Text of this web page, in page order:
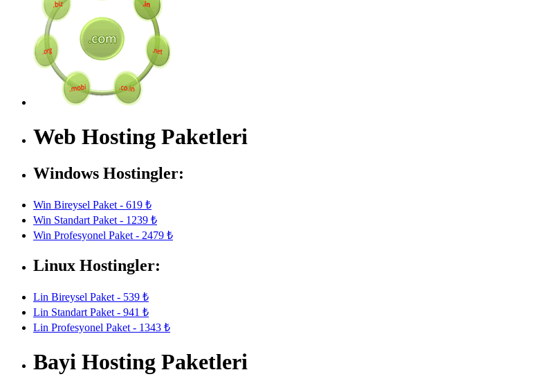
Web Hosting Paketleri
Windows Hostingler:
Win Bireysel Paket - 619 ₺
Win Standart Paket - 1239 ₺
Win Profesyonel Paket - 2479 ₺
Linux Hostingler:
Lin Bireysel Paket - 539 ₺
Lin Standart Paket - 941 ₺
Lin Profesyonel Paket - 1343 ₺
Bayi Hosting Paketleri